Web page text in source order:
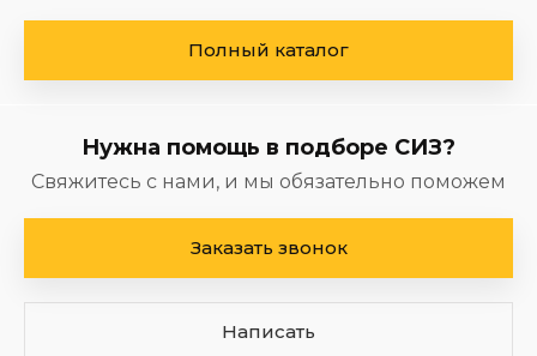
Полный каталог
Нужна помощь в подборе СИЗ?
Свяжитесь с нами, и мы обязательно поможем
Заказать звонок
Написать